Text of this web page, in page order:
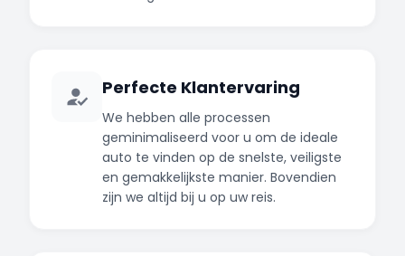
Perfecte Klantervaring
We hebben alle processen
geminimaliseerd voor u om de ideale
auto te vinden op de snelste, veiligste
en gemakkelijkste manier. Bovendien
zijn we altijd bij u op uw reis.